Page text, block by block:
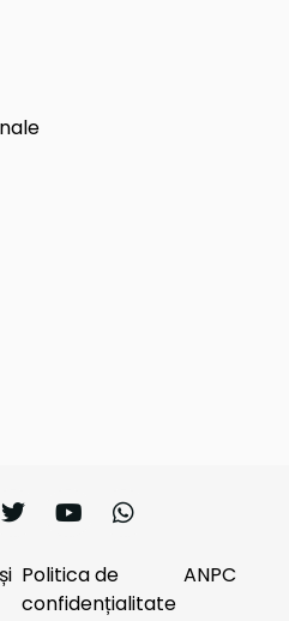
Politica de
confidențialitate
ANPC